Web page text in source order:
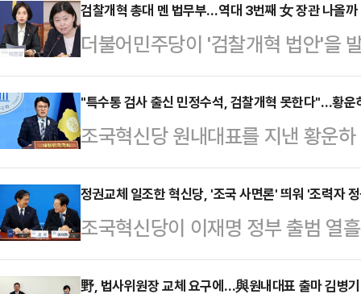
에서 원내사령탑을 맡았던 권 원내
스스로는 당의 조용한 조력자를 자
지역구 강릉으로 향한다.권성동 원
자회견을 열어 "우리는 윤석열 정
패배를 반면교사로 삼아 성찰과 혁
을 두고 "…
검찰개혁 총대 멘 법무부…역대 3번째 女 장관 나올까
더불어민주당이 '검찰개혁 법안'을
밟을 것이란 전망이 나온다. 당내
의 목소리도 나와 속도전도 예상된
라이브를 걸며 이를 진두지휘할 신
가운데 여권 지지자를 중심으로 여
다.12일 정치권과 법조계에 따르면
의원과 임은정 대전지방검찰청 부
더불어민주당 의원, 박균택…
"특수통 검사 출신 민정수석, 검찰개혁 못한다"…황운
조국혁신당 원내대표를 지낸 황운
으로 유력하게 거론되는 것으로 알
반대하는 입장을 공개적으로 밝혔
통' 출신이라 결코 검찰개혁을 할
반복된다는 주장이다.황운하 혁신
정권교체 일조한 혁신당, '조국 사면론' 띄워 '조력자
조국혁신당이 이재명 정부 출범 열
나섰다. 혁신당은 6·3 대선 기간 중
野, 법사위원장 교체 요구에…與원내대표 출마 김병